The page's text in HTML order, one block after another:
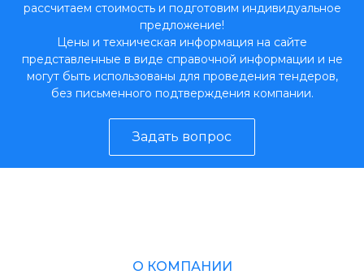
рассчитаем стоимость и подготовим индивидуальное
предложение!
Цены и техническая информация на сайте
представленные в виде справочной информации и не
могут быть использованы для проведения тендеров,
без письменного подтверждения компании.
Задать вопрос
О КОМПАНИИ